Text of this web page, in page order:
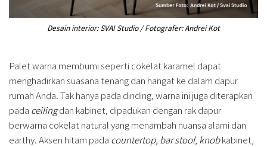
Desain interior: SVAI Studio / Fotografer: Andrei Kot
Palet warna membumi seperti cokelat karamel dapat
menghadirkan suasana tenang dan hangat ke dalam dapur
rumah Anda. Tak hanya pada dinding, warna ini juga diterapkan
pada ceilingdan kabinet, dipadukan dengan rak dapur
berwarna cokelat natural yang menambah nuansa alami dan
earthy. Aksen hitam pada countertop, bar stool, knobkabinet,